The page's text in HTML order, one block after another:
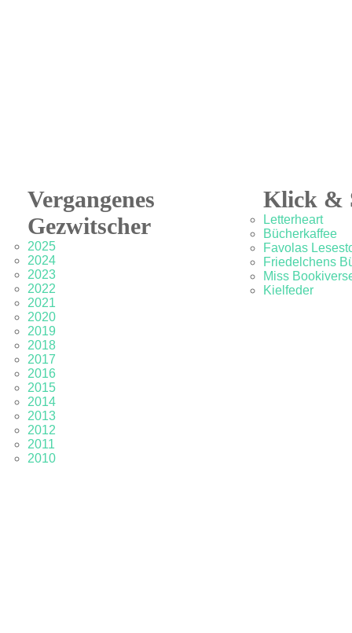
Vergangenes
Gezwitscher
2025
2024
2023
2022
2021
2020
2019
2018
2017
2016
2015
2014
2013
2012
2011
2010
Klick &
Letterheart
Bücherkaffee
Favolas
Friedelchens
Miss
Kielfeder